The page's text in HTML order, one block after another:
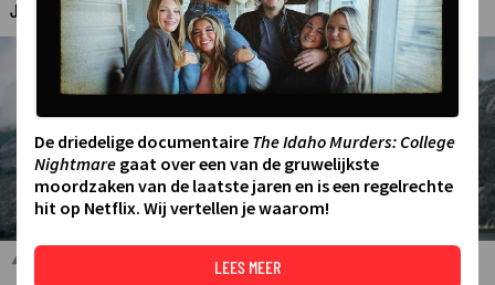
JUDITH REGELING ·13 MAART 2024 10:37
Jan Versteegh en Ray Klaassens voor No Way Back
De driedelige documentaire The Idaho Murders: College
Nightmare gaat over een van de gruwelijkste
moordzaken van de laatste jaren en is een regelrechte
hit op Netflix. Wij vertellen je waarom!
LEES MEER